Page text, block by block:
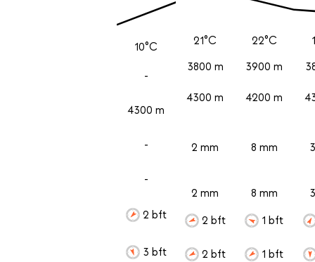
10°C
-
4300 m
-
-
2 bft
3 bft
21°C
3800 m
4300 m
2 mm
2 mm
2 bft
2 bft
22°C
3900 m
4200 m
8 mm
8 mm
1 bft
1 bft